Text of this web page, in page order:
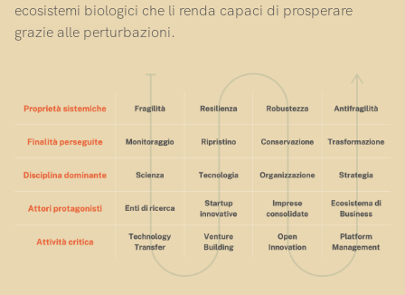
ecosistemi biologici che li renda capaci di prosperare
grazie alle perturbazioni.